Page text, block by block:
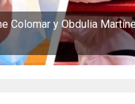
Colomar y Obdulia